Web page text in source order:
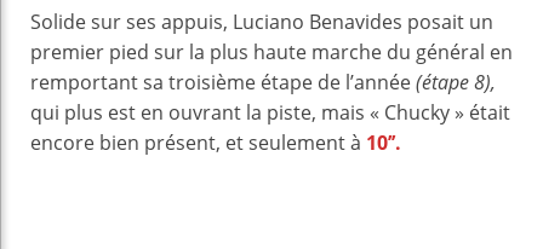
Solide sur ses appuis, Luciano Benavides posait un
premier pied sur la plus haute marche du général en
remportant sa troisième étape de l’année(étape 8),
qui plus est en ouvrant la piste, mais « Chucky » était
encore bien présent, et seulement à 10’’.